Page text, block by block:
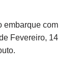
embarque com
Fevereiro, 14